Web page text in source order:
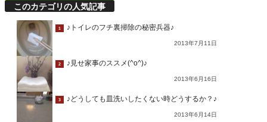
このカテゴリの人気記事
1 ♪トイレのフチ裏掃除の秘密兵器♪
2013年7月11日
2 ♪見せ家事のススメ(^o^)♪
2013年6月16日
3 ♪どうしても皿洗いしたくない時どうするか？♪
2013年6月14日